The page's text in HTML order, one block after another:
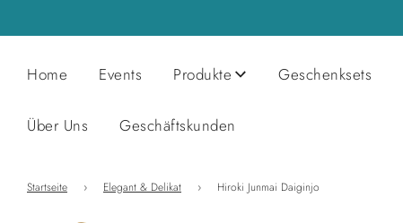
Home Events Produkte Geschenksets
Über Uns Geschäftskunden
Startseite › Elegant & Delikat › Hiroki Junmai Daiginjo